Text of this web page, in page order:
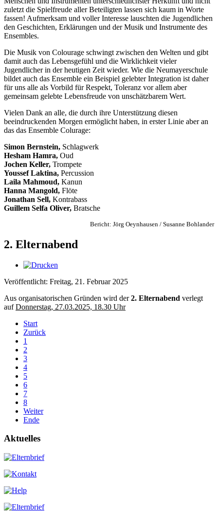
zuletzt die Spielfreude aller Beteiligten lassen sich kaum in Worte
fassen! Aufmerksam und voller Interesse lauschten die Jugendlichen
den Geschichten, Erklärungen und der Musik und Instrumente des
Ensembles.
Die Musik von Colourage schwingt zwischen den Welten und gibt
damit auch das Lebensgefühl und die Wirklichkeit vieler
Jugendlicher in der heutigen Zeit wieder. Wie die Neumayerschule
bildet auch das Ensemble ein Beispiel gelebter Integration ist daher
für uns alle als Vorbild für Respekt, Toleranz vor allem aber
gemeinsam gelebte Lebensfreude von unschätzbarem Wert.
Vielen Dank an alle, die durch ihre Unterstützung diesen
beeindruckenden Morgen ermöglicht haben, in erster Linie aber an
das das Ensemble Colurage:
Simon Bernstein, Schlagwerk
Hesham Hamra, Oud
Jochen Keller, Trompete
Youssef Laktina, Percussion
Laila Mahmoud, Kanun
Hanna Mangold, Flöte
Jonathan Sell, Kontrabass
Guillem Selfa Oliver, Bratsche
Bericht: Jörg Oeynhausen / Susanne Bohlander
2. Elternabend
Veröffentlicht: Freitag, 21. Februar 2025
Aus organisatorischen Gründen wird der2. Elternabend verlegt
aufDonnerstag, 27.03.2025, 18.30 Uhr
Start
Zurück
1
2
3
4
5
6
7
8
Weiter
Ende
Aktuelles